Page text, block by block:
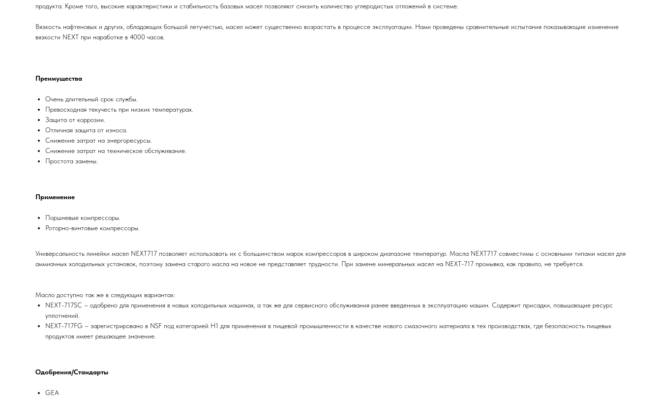
продукта. Кроме того, высокие характеристики и стабильность базовых масел позволяют снизить количество углеродистых отложений в системе.
Вязкость нафтеновых и других, обладающих большой летучестью, масел может существенно возрастать в процессе эксплуатации. Нами проведены сравнительные испытания показывающие изменение
вязкости NEXT при наработке в 4000 часов.
Преимущества
Очень длительный срок службы.
Превосходная текучесть при низких температурах.
Защита от коррозии.
Отличная защита от износа.
Снижение затрат на энергоресурсы.
Снижение затрат на техническое обслуживание.
Простота замены.
Применение
Поршневые компрессоры.
Роторно-винтовые компрессоры.
Универсальность линейки масел NEXT717 позволяет использовать их с большинством марок компрессоров в широком диапазоне температур. Масла NEXT717 совместимы с основными типами масел для
аммиачных холодильных установок, поэтому замена старого масла на новое не представляет трудности. При замене минеральных масел на NEXT-717 промывка, как правило, не требуется.
Масло доступно так же в следующих вариантах:
NEXT-717SC – одобрено для применения в новых холодильных машинах, а так же для сервисного обслуживания ранее введенных в эксплуатацию машин. Содержит присадки, повышающие ресурс
уплотнений.
NEXT-717FG – зарегистрировано в NSF под категорией H1 для применения в пищевой промышленности в качестве нового смазочного материала в тех производствах, где безопасность пищевых
продуктов имеет решающее значение.
Одобрения/Стандарты
GEA